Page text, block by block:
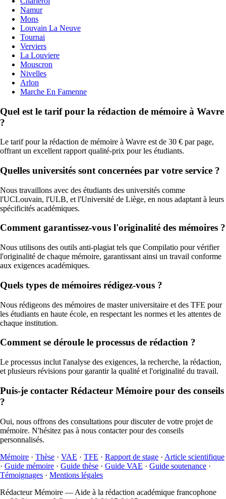
Namur
Mons
Louvain La Neuve
Tournai
Verviers
La Louviere
Mouscron
Nivelles
Arlon
Marche En Famenne
Quel est le tarif pour la rédaction de mémoire à Wavre
?
Le tarif pour la rédaction de mémoire à Wavre est de 30 € par page,
offrant un excellent rapport qualité-prix pour les étudiants.
Quelles universités sont concernées par votre service ?
Nous travaillons avec des étudiants des universités comme
l'UCLouvain, l'ULB, et l'Université de Liège, en nous adaptant à leurs
spécificités académiques.
Comment garantissez-vous l'originalité des mémoires ?
Nous utilisons des outils anti-plagiat tels que Compilatio pour vérifier
l'originalité de chaque mémoire, garantissant ainsi un travail conforme
aux exigences académiques.
Quels types de mémoires rédigez-vous ?
Nous rédigeons des mémoires de master universitaire et des TFE pour
les étudiants en haute école, en respectant les normes et les attentes de
chaque institution.
Comment se déroule le processus de rédaction ?
Le processus inclut l'analyse des exigences, la recherche, la rédaction,
et plusieurs révisions pour garantir la qualité et l'originalité du travail.
Puis-je contacter Rédacteur Mémoire pour des conseils
?
Oui, nous offrons des consultations pour discuter de votre projet de
mémoire. N'hésitez pas à nous contacter pour des conseils
personnalisés.
Mémoire · Thèse · VAE · TFE · Rapport de stage · Article scientifique
· Guide mémoire · Guide thèse · Guide VAE · Guide soutenance ·
Témoignages · Mentions légales
Rédacteur Mémoire — Aide à la rédaction académique francophone